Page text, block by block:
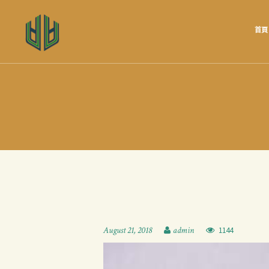
首頁
August 21, 2018 admin 1144